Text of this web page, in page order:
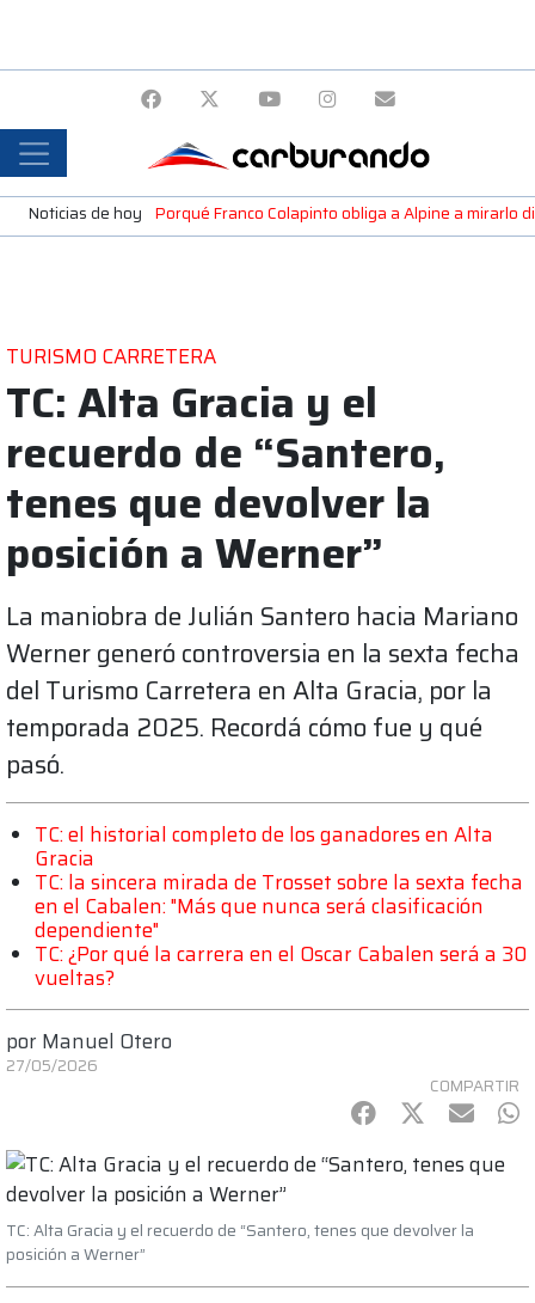
Noticias de hoy Porqué Franco Colapinto obliga a Alpine a mirarlo
TURISMO CARRETERA
TC: Alta Gracia y el
recuerdo de “Santero,
tenes que devolver la
posición a Werner”
La maniobra de Julián Santero hacia Mariano
Werner generó controversia en la sexta fecha
del Turismo Carretera en Alta Gracia, por la
temporada 2025. Recordá cómo fue y qué
pasó.
TC: el historial completo de los ganadores en Alta
Gracia
TC: la sincera mirada de Trosset sobre la sexta fecha
en el Cabalen: "Más que nunca será clasificación
dependiente"
TC: ¿Por qué la carrera en el Oscar Cabalen será a 30
vueltas?
por Manuel Otero
27/05/2026
COMPARTIR
Facebook
Twitter
mail
TC: Alta Gracia y el recuerdo de “Santero, tenes que devolver la
posición a Werner”